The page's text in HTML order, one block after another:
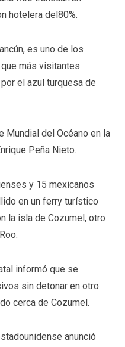
hotelera del80%.
es uno de los
más visitantes
el azul turquesa de
Mundial del Océano en la
Peña Nieto.
y 15 mexicanos
en un ferry turístico
la isla de Cozumel, otro
informó que se
sin detonar en otro
cerca de Cozumel.
anunció